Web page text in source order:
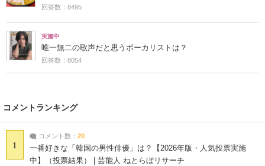
回答数：8495
実施中
唯一無二の歌声だと思うボーカリストは？
回答数：8054
コメントランキング
1
コメント数： 20
一番好きな「韓国の男性俳優」は？【2026年版・人気投票実施
中】（投票結果） | 芸能人 ねとらぼリサーチ